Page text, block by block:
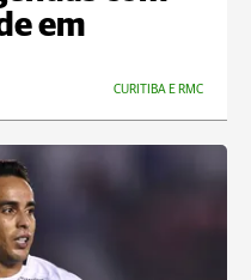
em
CURITIBA E RMC